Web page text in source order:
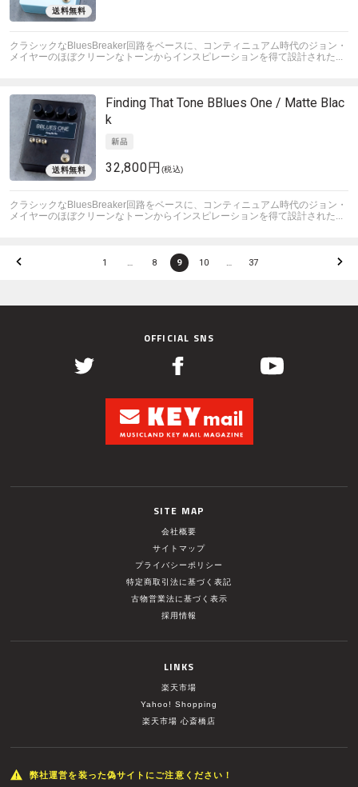
クラシックなBluesBreaker回路をベースに、コンティニュアム時代のジョン・
メイヤーのほぼクリーンなトーンからインスピレーションを得て設計された...
Finding That Tone BBlues One / Matte Blac
k
32,800円 (税込)
クラシックなBluesBreaker回路をベースに、コンティニュアム時代のジョン・
メイヤーのほぼクリーンなトーンからインスピレーションを得て設計された...
1 … 8 9 10 … 37
OFFICIAL SNS
SITE MAP
会社概要
サイトマップ
プライバシーポリシー
特定商取引法に基づく表記
古物営業法に基づく表示
採用情報
LINKS
楽天市場
Yahoo! Shopping
楽天市場 心斎橋店
弊社運営を装った偽サイトにご注意ください！